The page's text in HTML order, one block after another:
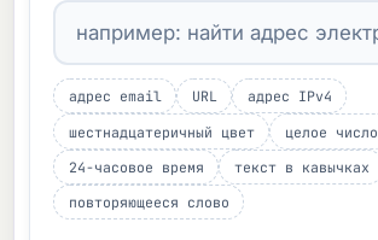
адрес email URL
адрес IPv4
шестнадцатеричный цвет
целое число
24-часовое время
текст в кавычках
повторяющееся слово